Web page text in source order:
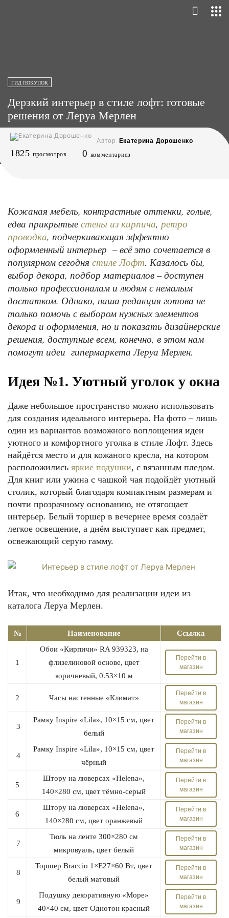
ГИД ПОКУПОК
Дерзкий интерьер в стиле лофт: готовые
решения от Леруа Мерлен
Автор Екатерина Дорошенко
1825 просмотров 0 комментариев
Кожаная мебель, контрастные оттенки, голые,
едва прикрытые стены из кирпича, ретро
проводка, подчеркивающая эффектно
оформленный интерьер – всё это сочетается в
популярном сегодня стиле Лофт. Казалось бы,
выбор декора, подбор материалов – доступен
только профессионалам и людям с немалым
достатком. Однако, наша редакция готова не
только помочь с выбором нужных элементов
декора и оформления, но и показать дизайнерские
решения, доступные всем, конечно, в этом нам
помогут идеи гипермаркета Леруа Мерлен.
Идея №1. Уютный уголок у окна
Даже небольшое пространство можно использовать
для создания идеального интерьера. На фото – лишь
один из вариантов возможного воплощения идеи
уютного и комфортного уголка в стиле Лофт. Здесь
найдётся место и для кожаного кресла, на котором
расположились яркие подушки, с вязанным пледом.
Для книг или ужина с чашкой чая подойдёт уютный
столик, который благодаря компактным размерам и
почти прозрачному основанию, не отягощает
интерьер. Белый торшер в вечернее время создаёт
легкое освещение, а днём выступает как предмет,
освежающий серую гамму.
Итак, что необходимо для реализации идеи из
каталога Леруа Мерлен.
№ Наименование Ссылка
1
Обои «Кирпичи» RA 939323, на
флизелиновой основе, цвет
коричневый, 0.53×10 м
Перейти в
магазин
2 Часы настенные «Климат»
Перейти в
магазин
3
Рамку Inspire «Lila», 10×15 см, цвет
белый
Перейти в
магазин
4
Рамку Inspire «Lila», 10×15 см, цвет
чёрный
Перейти в
магазин
5
Штору на люверсах «Helena»,
140×280 см, цвет тёмно-серый
Перейти в
магазин
6
Штору на люверсах «Helena»,
140×280 см, цвет оранжевый
Перейти в
магазин
7
Тюль на ленте 300×280 см
микровуаль, цвет белый
Перейти в
магазин
8
Торшер Braccio 1×E27×60 Вт, цвет
белый матовый
Перейти в
магазин
9
Подушку декоративную «Море»
40×40 см, цвет Однотон красный
Перейти в
магазин